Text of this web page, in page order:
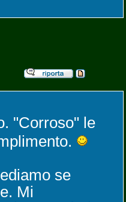
"Corroso" le
se
Mi